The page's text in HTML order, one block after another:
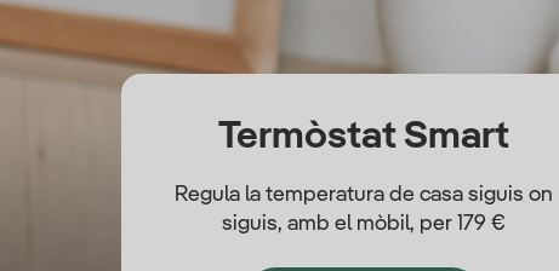
Termòstat Smart
Regula la temperatura de casa siguis on
siguis, amb el mòbil, per 179 €